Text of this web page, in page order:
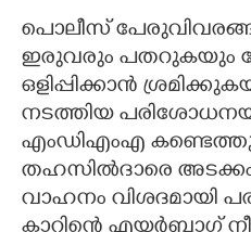
പൊലീസ്
ഇരുവരും പതറുകയും
ഒളിപ്പിക്കാൻ
നടത്തിയ
എംഡിഎംഎ
തഹസിൽദാരെ
വാഹനം വിശദമായി